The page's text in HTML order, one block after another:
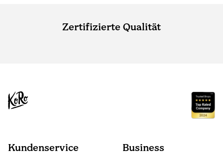
Zertifizierte Qualität
Kundenservice Business